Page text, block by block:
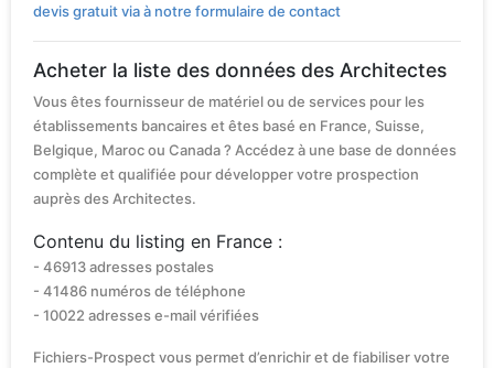
devis gratuit via à notre formulaire de contact
Acheter la liste des données des Architectes
Vous êtes fournisseur de matériel ou de services pour les
établissements bancaires et êtes basé en France, Suisse,
Belgique, Maroc ou Canada ? Accédez à une base de données
complète et qualifiée pour développer votre prospection
auprès des Architectes.
Contenu du listing en France :
- 46913 adresses postales
- 41486 numéros de téléphone
- 10022 adresses e-mail vérifiées
Fichiers-Prospect vous permet d’enrichir et de fiabiliser votre